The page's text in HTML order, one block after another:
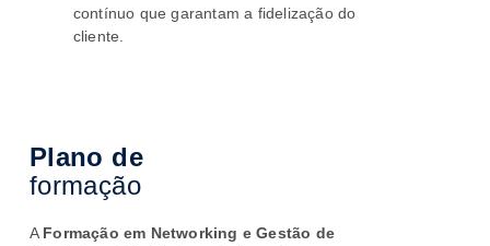
contínuo que garantam a fidelização do
cliente.
Plano de
formação
A Formação em Networking e Gestão de